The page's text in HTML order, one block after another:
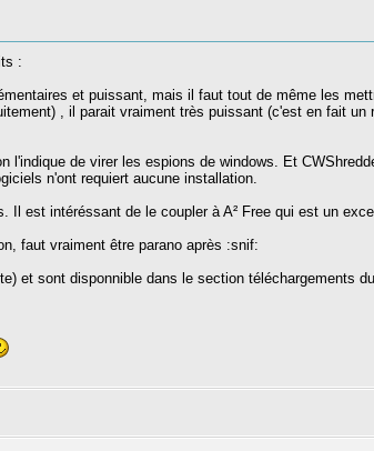
:
et puissant, mais il faut tout de même les
, il parait vraiment très puissant (c'est en fait un
de virer les espions de windows. Et
n'ont requiert aucune installation.
est intéréssant de le coupler à A² Free qui est un
faut vraiment être parano après :snif:
et sont disponnible dans le section téléchargements